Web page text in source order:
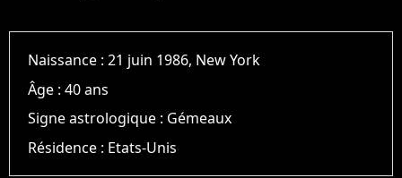
Naissance :21 juin 1986, New York
Âge :40 ans
Signe astrologique : Gémeaux
Résidence : Etats-Unis